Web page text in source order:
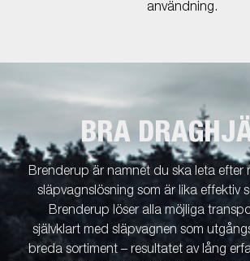
användning.
BRA
Brenderup är namnet du ska leta efter
släpvagnslösning som är lika effektiv
Brenderup löser alla möjliga
självklart med släpvagnen som
breda sortiment – resultatet av lång